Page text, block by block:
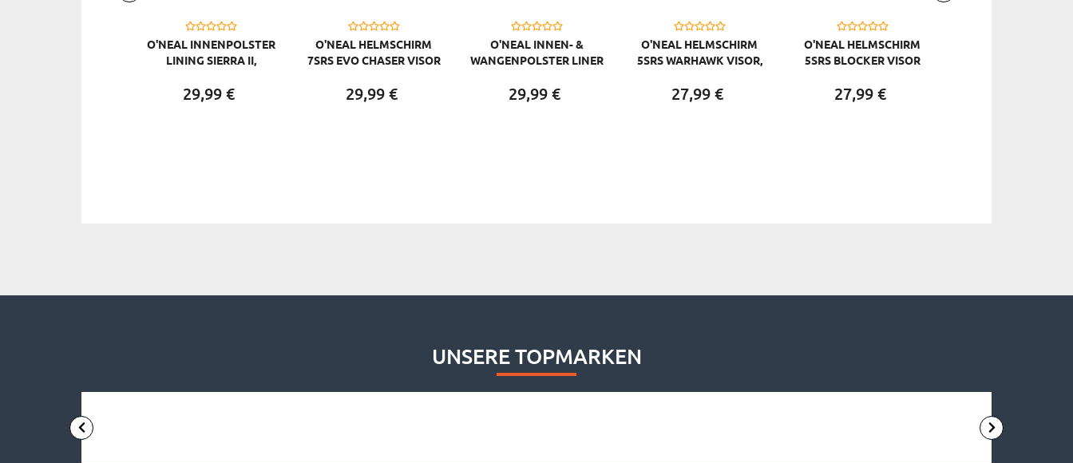
O'NEAL INNENPOLSTER
LINING SIERRA II,
29,99€
O'NEAL HELMSCHIRM
7SRS EVO CHASER VISOR
29,99€
O'NEAL INNEN- &
WANGENPOLSTER LINER
29,99€
O'NEAL HELMSCHIRM
5SRS WARHAWK VISOR,
27,99€
O'NEAL HELMSCHIRM
5SRS BLOCKER VISOR
27,99€
UNSERE TOPMARKEN